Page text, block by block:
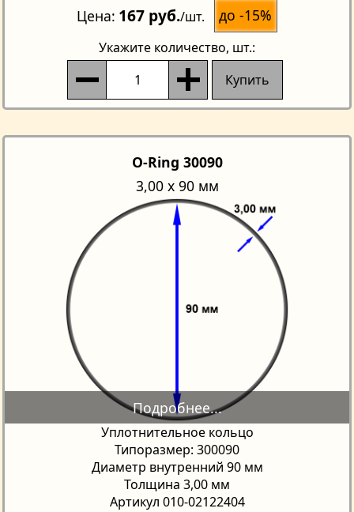
Цена 167 руб./шт. до -15%
Укажите количество, шт.:
Купить
O-Ring 30090
3,00 х 90 мм
Уплотнительное кольцо
Типоразмер: 300090
Диаметр внутренний 90 мм
Толщина 3,00 мм
Артикул 010-02122404